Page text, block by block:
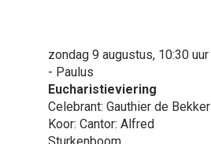
zondag 9 augustus, 10:30 uur
- Paulus
Eucharistieviering
Celebrant: Gauthier de Bekker
Koor: Cantor: Alfred